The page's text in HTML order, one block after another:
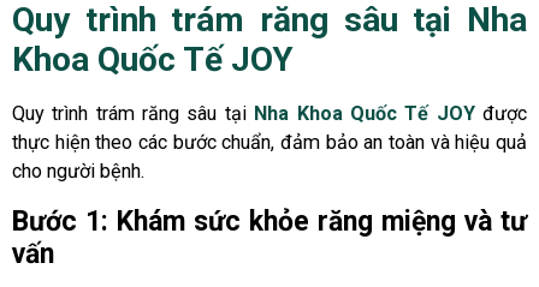
Quy trình trám răng sâu tại Nha
Khoa Quốc Tế JOY
Quy trình trám răng sâu tại Nha Khoa Quốc Tế JOYđược
thực hiện theo các bước chuẩn, đảm bảo an toàn và hiệu quả
cho người bệnh.
Bước 1: Khám sức khỏe răng miệng và tư
vấn